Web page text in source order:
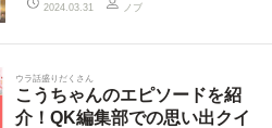
2024.03.31 ノブ
ウラ話盛りだくさん
こうちゃんのエピソードを紹
介！QK編集部での思い出クイ